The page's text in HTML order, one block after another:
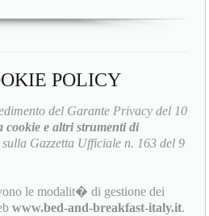
POLICY
del Garante Privacy del 10
cookie e altri strumenti di
Gazzetta Ufficiale n. 163 del 9
le modalit� di gestione dei
www.bed-and-breakfast-italy.it.